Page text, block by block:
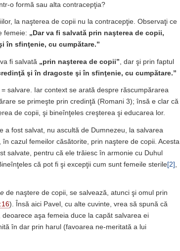
o formă sau alta contracepţia?
la naşterea de copii nu la contracepţie. Observaţi ce
femeie: „Dar va fi salvată prin naşterea de copii,
în sfinţenie, cu cumpătare.”
fi salvată „prin naşterea de copii” , dar şi prin faptul
şi în dragoste şi în sfinţenie, cu cumpătare.”
salvare. Iar context se arată despre răscumpărarea
se primeşte prin credinţă (Romani 3); însă e clar că
de copii, şi bineînţeles creşterea şi educarea lor.
a fost salvat, nu ascultă de Dumnezeu, la salvarea
cazul femeilor căsătorite, prin naştere de copii. Acesta
salvate, pentru că ele trăiesc în armonie cu Duhul
că pot fi şi excepţii cum sunt femeile sterile[2]
de naştere de copii, se salvează, atunci şi omul prin
). Însă aici Pavel, cu alte cuvinte, vrea să spună că
aşa femeia duce la capăt salvarea ei
în dar prin harul (favoarea ne-meritată a lui